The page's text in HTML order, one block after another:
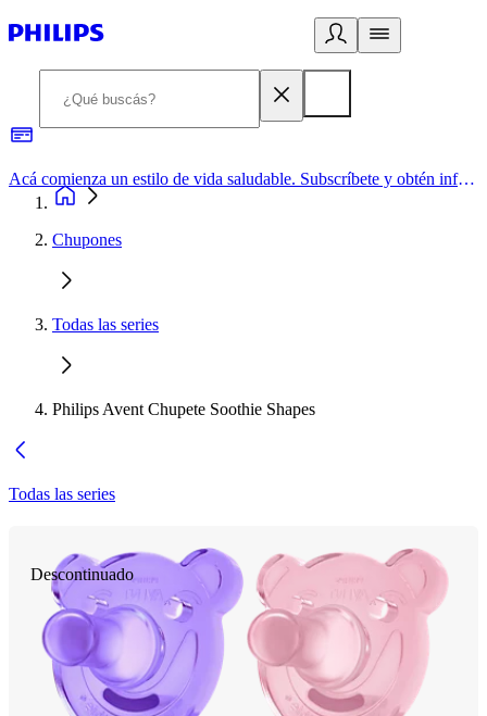
Acá comienza un estilo de vida saludable. Subscríbete y obtén información de primera mano
Chupones
Todas las series
Philips Avent Chupete Soothie Shapes
Todas las series
Descontinuado